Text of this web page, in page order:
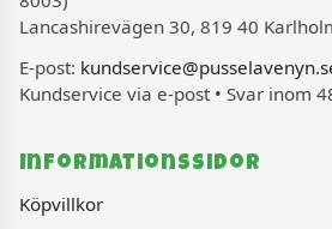
Lancashirevägen 30, 819 40
E-post:
Kundservice via e-post • Svar inom
Informationssidor
Köpvillkor